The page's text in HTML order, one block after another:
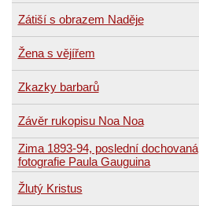
Zátiší s obrazem Naděje
Žena s vějířem
Zkazky barbarů
Závěr rukopisu Noa Noa
Zima 1893-94, poslední dochovaná
fotografie Paula Gauguina
Žlutý Kristus